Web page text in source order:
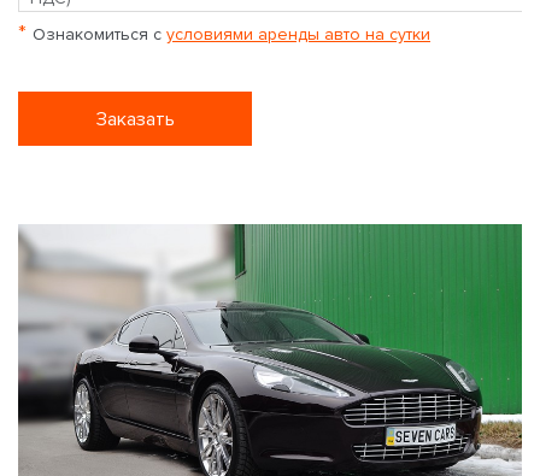
* Ознакомиться с условиями аренды авто на сутки
Заказать